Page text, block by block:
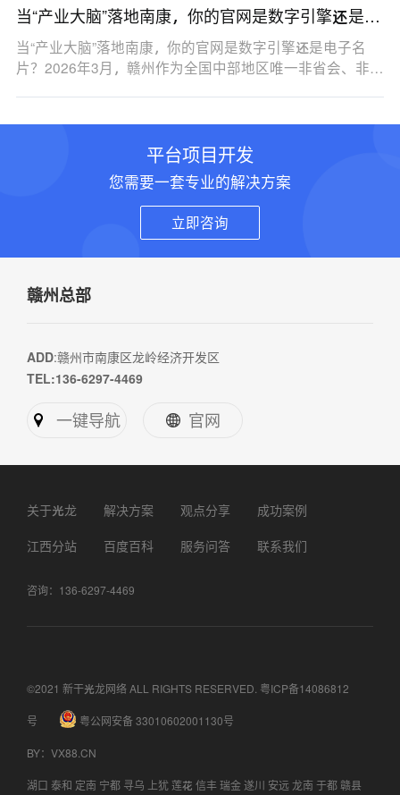
当“产业大脑”落地南康，你的官网是数字引擎还是电
子名片？
当“产业大脑”落地南康，你的官网是数字引擎还是电子名
片？2026年3月，赣州作为全国中部地区唯一非省会、非…
平台项目开发
您需要一套专业的解决方案
立即咨询
赣州总部
ADD:赣州市南康区龙岭经济开发区
TEL:136-6297-4469
一键导航 官网
关于光龙 解决方案 观点分享
成功案例
江西分站
百度百科 服务问答 联系我们
咨询：136-6297-4469
©2021 新干光龙网络 ALL RIGHTS RESERVED. 粤ICP备14086812
号
粤公网安备 33010602001130号
BY： VX88.CN
湖口 泰和 定南 宁都 寻乌 上犹莲花 信丰瑞金遂川 安远 龙南 于都赣县